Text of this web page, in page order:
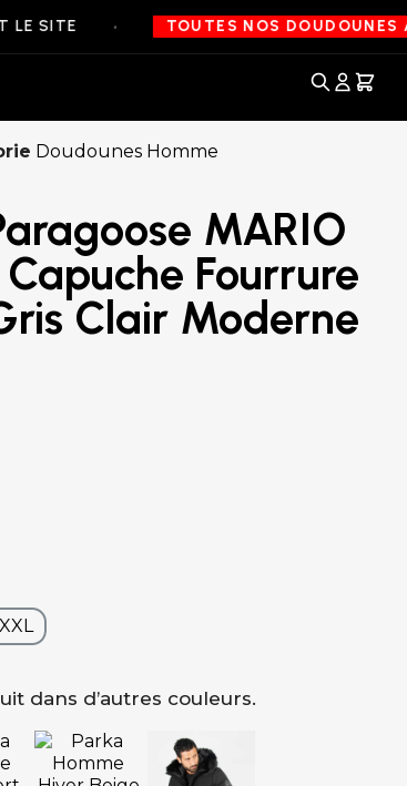
• TOUTES NOS DOUDOUNES À 99€
Doudounes Homme
MARIO
Fourrure
Clair Moderne
dans d’autres couleurs.